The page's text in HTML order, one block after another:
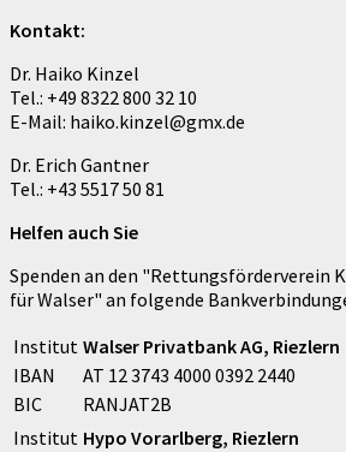
Kontakt:
Dr. Haiko Kinzel
Tel.: +49 8322 800 32 10
E-Mail: haiko.kinzel@gmx.de
Dr. Erich Gantner
Tel.: +43 5517 50 81
Helfen auch Sie
Spenden an den "Rettungsförderverein
für Walser" an folgende
Institut Walser Privatbank AG, Riezlern
IBAN
AT 12 3743 4000 0392 2440
BIC
RANJAT2B
Institut Hypo Vorarlberg, Riezlern